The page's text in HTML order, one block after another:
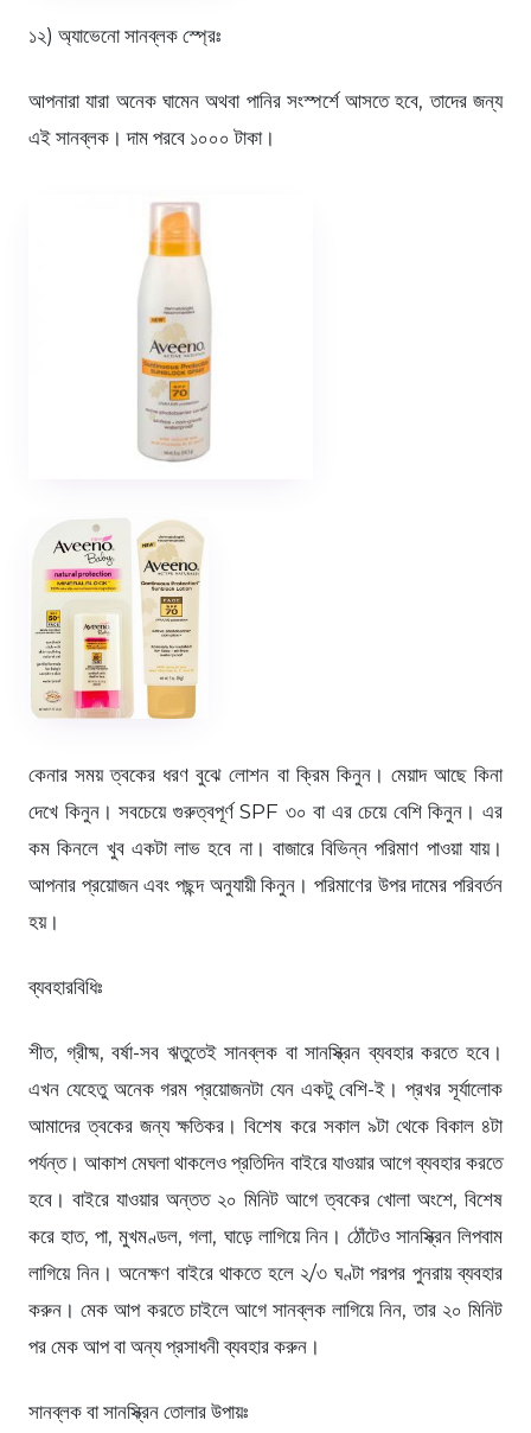
১২) অ্যাভেনো সানব্লক স্প্রেঃ
আপনারা যারা অনেক ঘামেন অথবা পানির সংস্পর্শে আসতে হবে, তাদের জন্য
এই সানব্লক। দাম পরবে ১০০০ টাকা।
কেনার সময় ত্বকের ধরণ বুঝে লোশন বা ক্রিম কিনুন। মেয়াদ আছে কিনা
দেখে কিনুন। সবচেয়ে গুরুত্বপূর্ণ SPF ৩০ বা এর চেয়ে বেশি কিনুন। এর
কম কিনলে খুব একটা লাভ হবে না। বাজারে বিভিন্ন পরিমাণ পাওয়া যায়।
আপনার প্রয়োজন এবং পছন্দ অনুযায়ী কিনুন। পরিমাণের উপর দামের পরিবর্তন
হয়।
ব্যবহারবিধিঃ
শীত, গ্রীষ্ম, বর্ষা-সব ঋতুতেই সানব্লক বা সানস্ক্রিন ব্যবহার করতে হবে।
এখন যেহেতু অনেক গরম প্রয়োজনটা যেন একটু বেশি-ই। প্রখর সূর্যালোক
আমাদের ত্বকের জন্য ক্ষতিকর। বিশেষ করে সকাল ৯টা থেকে বিকাল ৪টা
পর্যন্ত। আকাশ মেঘলা থাকলেও প্রতিদিন বাইরে যাওয়ার আগে ব্যবহার করতে
হবে। বাইরে যাওয়ার অন্তত ২০ মিনিট আগে ত্বকের খোলা অংশে, বিশেষ
করে হাত, পা, মুখমণ্ডল, গলা, ঘাড়ে লাগিয়ে নিন। ঠোঁটেও সানস্ক্রিন লিপবাম
লাগিয়ে নিন। অনেক্ষণ বাইরে থাকতে হলে ২/৩ ঘণ্টা পরপর পুনরায় ব্যবহার
করুন। মেক আপ করতে চাইলে আগে সানব্লক লাগিয়ে নিন, তার ২০ মিনিট
পর মেক আপ বা অন্য প্রসাধনী ব্যবহার করুন।
সানব্লক বা সানস্ক্রিন তোলার উপায়ঃ